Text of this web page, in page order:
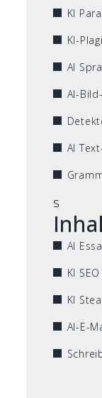
KI
KI-
AI
AI-
AI
s
AI
KI
KI
AI-E-